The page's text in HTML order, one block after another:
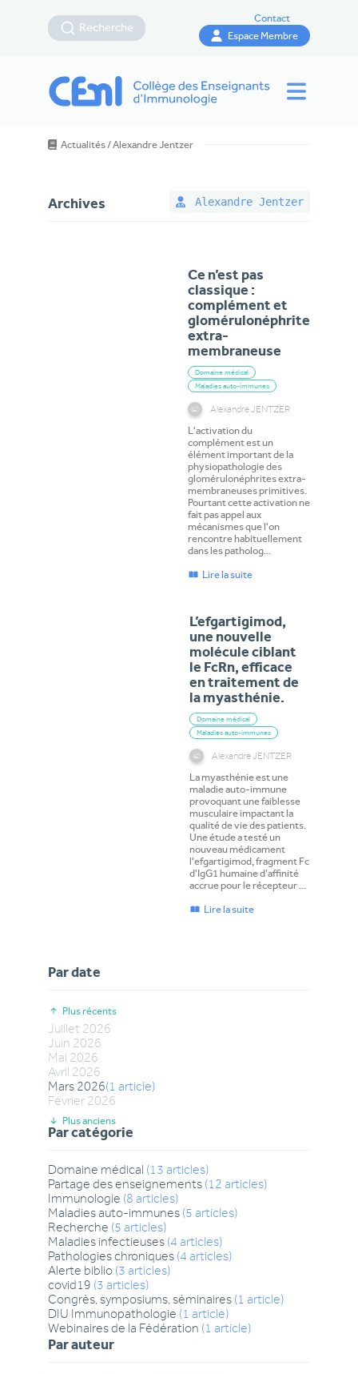
Recherche
Contact
Espace Membre
Actualités/Alexandre Jentzer
Archives Alexandre Jentzer
Ce n’est pas
classique :
complément et
glomérulonéphrite
extra-
membraneuse
Domaine médical
Maladies auto-immunes
Alexandre JENTZER
L'activation du
complément est un
élément important de la
physiopathologie des
glomérulonéphrites extra-
membraneuses primitives.
Pourtant cette activation ne
fait pas appel aux
mécanismes que l'on
rencontre habituellement
dans les patholog…
Lire la suite
L’efgartigimod,
une nouvelle
molécule ciblant
le FcRn, efficace
en traitement de
la myasthénie.
Domaine médical
Maladies auto-immunes
Alexandre JENTZER
La myasthénie est une
maladie auto-immune
provoquant une faiblesse
musculaire impactant la
qualité de vie des patients.
Une étude a testé un
nouveau médicament
l'efgartigimod, fragment Fc
d'IgG1 humaine d’affinité
accrue pour le récepteur …
Lire la suite
Par date
Plus récents
Juillet 2026
Juin 2026
Mai 2026
Avril 2026
Mars 2026(1 article)
Février 2026
Plus anciens
Par catégorie
Domaine médical (13 articles)
Partage des enseignements (12 articles)
Immunologie (8 articles)
Maladies auto-immunes (5 articles)
Recherche (5 articles)
Maladies infectieuses (4 articles)
Pathologies chroniques (4 articles)
Alerte biblio (3 articles)
covid19 (3 articles)
Congrès, symposiums, séminaires (1 article)
DIU Immunopathologie (1 article)
Webinaires de la Fédération (1 article)
Par auteur